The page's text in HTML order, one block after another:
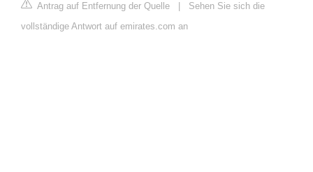
Antrag auf Entfernung der Quelle
Sehen Sie sich die
vollständige Antwort auf emirates.com an